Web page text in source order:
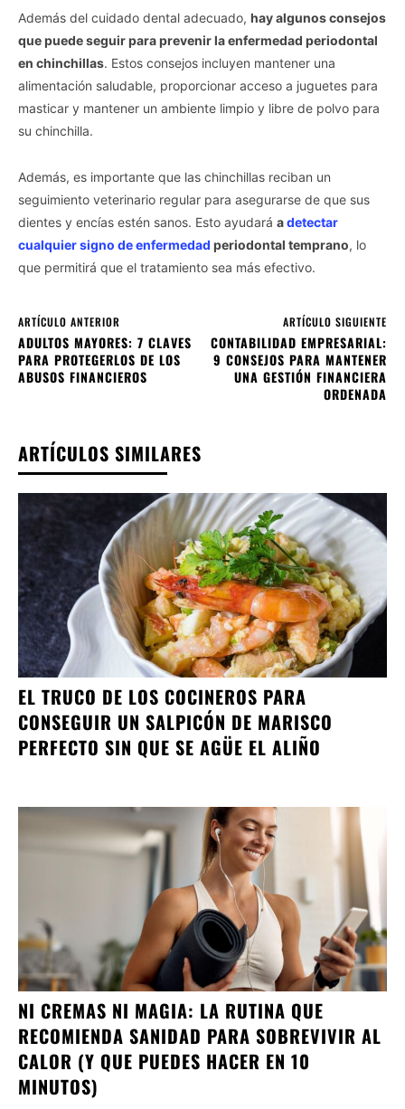
Además del cuidado dental adecuado, hay algunos consejos
que puede seguir para prevenir la enfermedad periodontal
en chinchillas. Estos consejos incluyen mantener una
alimentación saludable, proporcionar acceso a juguetes para
masticar y mantener un ambiente limpio y libre de polvo para
su chinchilla.
Además, es importante que las chinchillas reciban un
seguimiento veterinario regular para asegurarse de que sus
dientes y encías estén sanos. Esto ayudará adetectar
cualquier signo de enfermedad periodontal temprano, lo
que permitirá que el tratamiento sea más efectivo.
ARTÍCULO ANTERIOR
ADULTOS MAYORES: 7 CLAVES
PARA PROTEGERLOS DE LOS
ABUSOS FINANCIEROS
ARTÍCULO SIGUIENTE
CONTABILIDAD EMPRESARIAL:
9 CONSEJOS PARA MANTENER
UNA GESTIÓN FINANCIERA
ORDENADA
ARTÍCULOS SIMILARES
EL TRUCO DE LOS COCINEROS PARA
CONSEGUIR UN SALPICÓN DE MARISCO
PERFECTO SIN QUE SE AGÜE EL ALIÑO
NI CREMAS NI MAGIA: LA RUTINA QUE
RECOMIENDA SANIDAD PARA SOBREVIVIR AL
CALOR (Y QUE PUEDES HACER EN 10
MINUTOS)